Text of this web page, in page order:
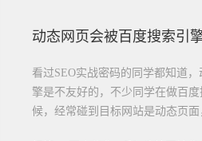
动态网页会被百度搜索引
看过SEO实战密码的同学都知道，
擎是不友好的，不少同学在做百
候，经常碰到目标网站是动态页